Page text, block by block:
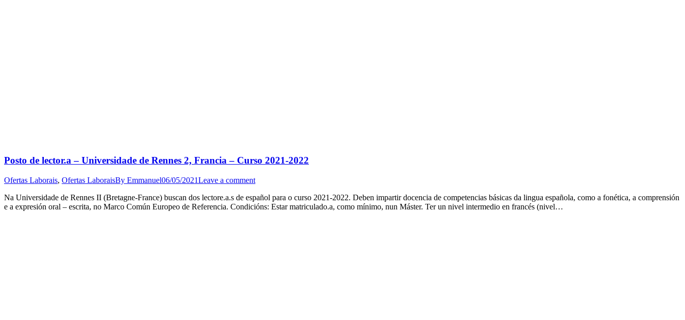
Posto de lector.a – Universidade de Rennes 2, Francia – Curso 2021-2022
Ofertas Laborais, Ofertas LaboraisBy Emmanuel06/05/2021Leave a comment
Na Universidade de Rennes II (Bretagne-France) buscan dos lectore.a.s de español para o curso 2021-2022. Deben impartir docencia de competencias básicas da lingua española, como a fonética, a comprensión
e a expresión oral – escrita, no Marco Común Europeo de Referencia. Condicións: Estar matriculado.a, como mínimo, nun Máster. Ter un nivel intermedio en francés (nivel…